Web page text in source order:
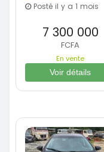
Posté il y a 1 mois
7 300 000
FCFA
En vente
Voir détails